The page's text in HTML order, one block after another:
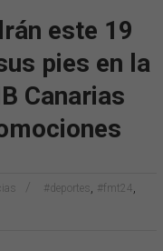
este 19
pies en la
Canarias
#deportes #fmt24